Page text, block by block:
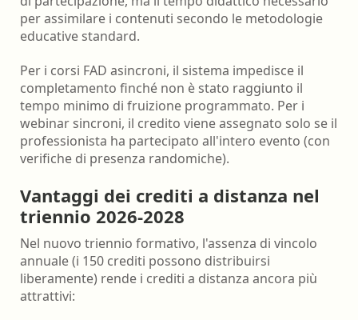
per assimilare i contenuti secondo le metodologie
educative standard.
Per i corsi FAD asincroni, il sistema impedisce il
completamento finché non è stato raggiunto il
tempo minimo di fruizione programmato. Per i
webinar sincroni, il credito viene assegnato solo se il
professionista ha partecipato all'intero evento (con
verifiche di presenza randomiche).
Vantaggi dei crediti a distanza nel
triennio 2026-2028
Nel nuovo triennio formativo, l'assenza di vincolo
annuale (i 150 crediti possono distribuirsi
liberamente) rende i crediti a distanza ancora più
attrattivi: